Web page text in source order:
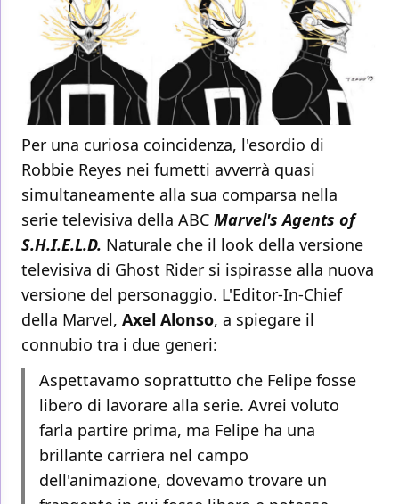
Per una curiosa coincidenza, l'esordio di
Robbie Reyes nei fumetti avverrà quasi
simultaneamente alla sua comparsa nella
serie televisiva della ABC Marvel's Agents of
S.H.I.E.L.D. Naturale che il look della versione
televisiva di Ghost Rider si ispirasse alla nuova
versione del personaggio. L'Editor-In-Chief
della Marvel, Axel Alonso, a spiegare il
connubio tra i due generi:
Aspettavamo soprattutto che Felipe fosse
libero di lavorare alla serie. Avrei voluto
farla partire prima, ma Felipe ha una
brillante carriera nel campo
dell'animazione, dovevamo trovare un